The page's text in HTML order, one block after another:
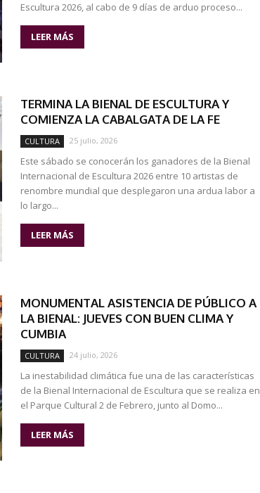
Escultura 2026, al cabo de 9 días de arduo proceso...
LEER MÁS
TERMINA LA BIENAL DE ESCULTURA Y
COMIENZA LA CABALGATA DE LA FE
CULTURA 25 julio, 2026
Este sábado se conocerán los ganadores de la Bienal
Internacional de Escultura 2026 entre 10 artistas de
renombre mundial que desplegaron una ardua labor a
lo largo...
LEER MÁS
MONUMENTAL ASISTENCIA DE PÚBLICO A
LA BIENAL: JUEVES CON BUEN CLIMA Y
CUMBIA
CULTURA 24 julio, 2026
La inestabilidad climática fue una de las características
de la Bienal Internacional de Escultura que se realiza en
el Parque Cultural 2 de Febrero, junto al Domo...
LEER MÁS